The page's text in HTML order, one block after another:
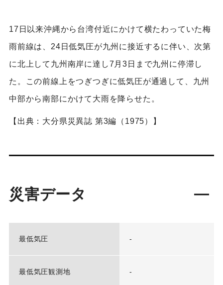
17日以来沖縄から台湾付近にかけて横たわっていた梅
雨前線は、24日低気圧が九州に接近するに伴い、次第
に北上して九州南岸に達し7月3日まで九州に停滞し
た。この前線上をつぎつぎに低気圧が通過して、九州
中部から南部にかけて大雨を降らせた。
【出典：大分県災異誌 第3編（1975）】
災害データ
最低気圧 -
最低気圧観測地 -